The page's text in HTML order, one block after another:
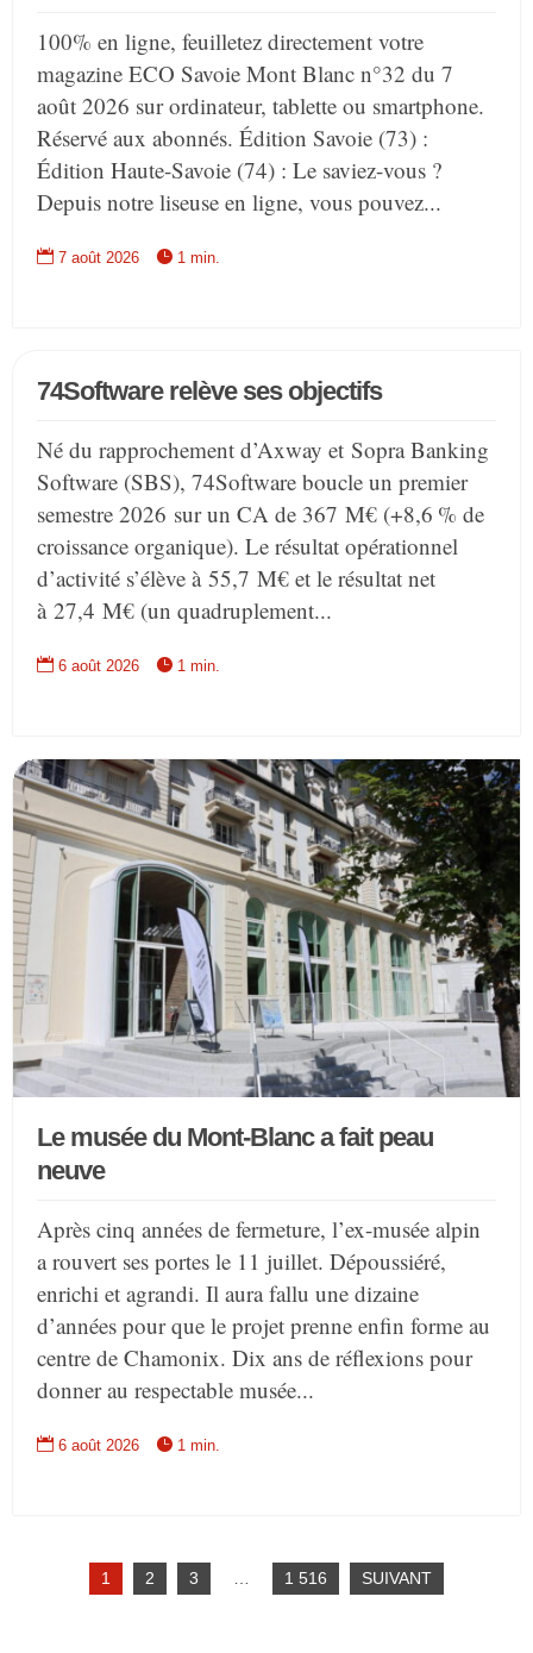
100% en ligne, feuilletez directement votre
magazine ECO Savoie Mont Blanc n°32 du 7
août 2026 sur ordinateur, tablette ou smartphone.
Réservé aux abonnés. Édition Savoie (73) :
Édition Haute-Savoie (74) : Le saviez-vous ?
Depuis notre liseuse en ligne, vous pouvez...
 7 août 2026  1 min.
74Software relève ses objectifs
Né du rapprochement d’Axway et Sopra Banking
Software (SBS), 74Software boucle un premier
semestre 2026 sur un CA de 367 M€ (+8,6 % de
croissance organique). Le résultat opérationnel
d’activité s’élève à 55,7 M€ et le résultat net
à 27,4 M€ (un quadruplement...
 6 août 2026  1 min.
Le musée du Mont-Blanc a fait peau
neuve
Après cinq années de fermeture, l’ex-musée alpin
a rouvert ses portes le 11 juillet. Dépoussiéré,
enrichi et agrandi. Il aura fallu une dizaine
d’années pour que le projet prenne enfin forme au
centre de Chamonix. Dix ans de réflexions pour
donner au respectable musée...
 6 août 2026  1 min.
1 2 3 1 516 SUIVANT